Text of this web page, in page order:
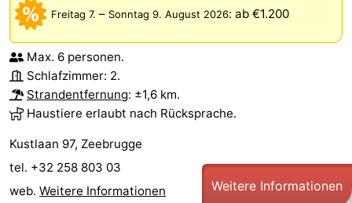
Parken
-
Küstetram
Medizin
Adressen
Region
Zeeuws-
Vlaanderen
-
Nieuwvliet
-
Freitag 7. – Sonntag 9. August 2026: ab €1.200
Max. 6 personen.
Schlafzimmer: 2.
Strandentfernung: ±1,6 km.
Haustiere erlaubt nach Rücksprache.
Kustlaan 97, Zeebrugge
tel. +32 258 803 03
web. Weitere Informationen Weitere Informationen